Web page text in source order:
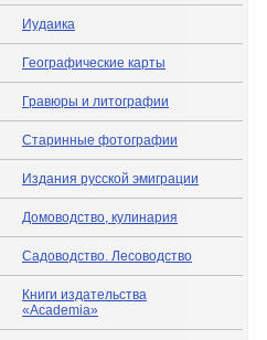
Иудаика
Географические карты
Гравюры и литографии
Старинные фотографии
Издания русской эмиграции
Домоводство, кулинария
Садоводство. Лесоводство
Книги издательства
«Academia»